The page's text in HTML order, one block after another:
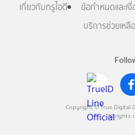
Copyright © True Digital
All rights
เกี่ยวกับทรูไอดี ข้อกำหนดและเงื่
บริการช่วยเหลือ